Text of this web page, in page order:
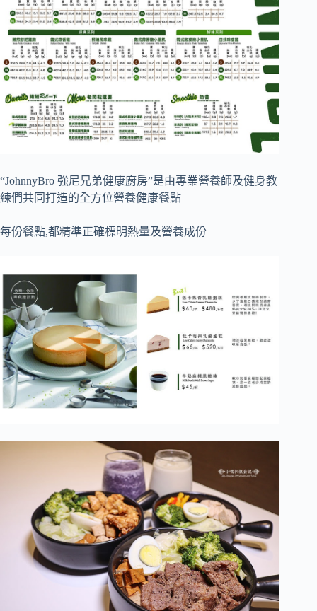
“JohnnyBro 強尼兄弟健康廚房”是由專業營養師及健身教
練們共同打造的全方位營養健康餐點
每份餐點,都精準正確標明熱量及營養成份